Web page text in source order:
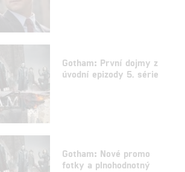
Gotham: První dojmy z
úvodní epizody 5. série
Gotham: Nové promo
fotky a plnohodnotný